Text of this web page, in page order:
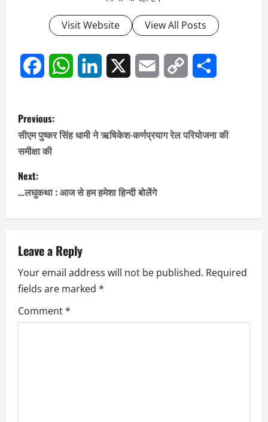
Visit Website View All Posts
FacebookWhatsAppLinkedIn Email
Copy
P
o
s
t
n
a
v
i
g
Previous:
सीएम पुष्कर सिंह धामी ने ऋषिकेश-कर्णप्रयाग रेल परियोजना की
समीक्षा की
Next:
…लघुकथा : आज से हम हमेशा हिन्दी बोलेंगे
Leave a Reply
Your email address will not be published. Required
fields are marked *
Comment*